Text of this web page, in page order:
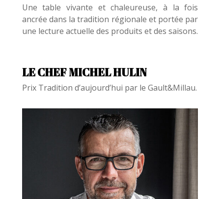
Une table vivante et chaleureuse, à la fois
ancrée dans la tradition régionale et portée par
une lecture actuelle des produits et des saisons.
LE CHEF MICHEL HULIN
Prix Tradition d’aujourd’hui par le Gault&Millau.